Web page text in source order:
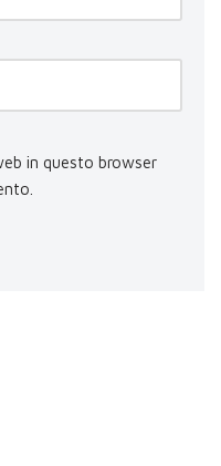
in questo browser